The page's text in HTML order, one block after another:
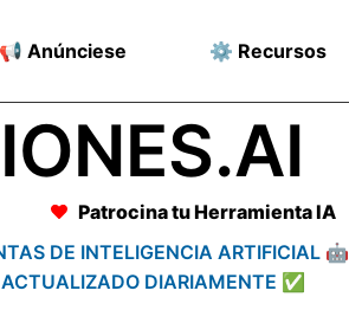
📢 Anúnciese ⚙️ Recursos
Patrocina tu Herramienta IA
DE INTELIGENCIA ARTIFICIAL 🤖
DIARIAMENTE ✅